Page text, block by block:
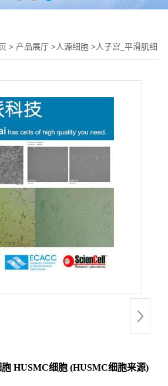
> 产品展厅 >人源细胞 >人子宫_平滑肌细
HUSMC细胞 (HUSMC细胞来源)